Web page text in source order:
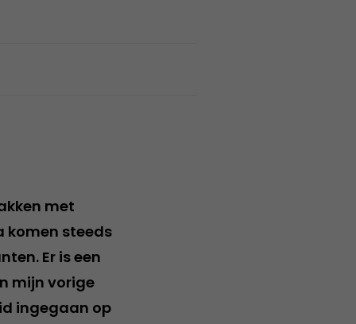
met
komen steeds
Er is een
mijn vorige
ingegaan op